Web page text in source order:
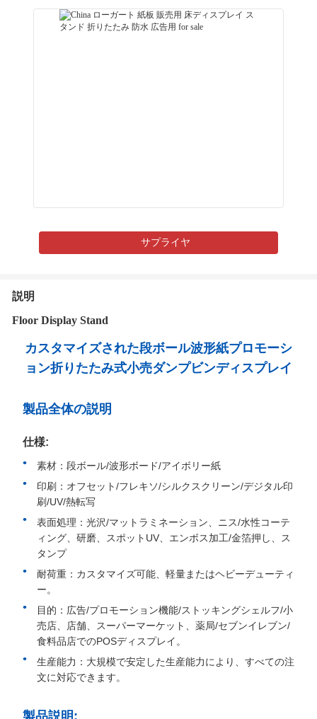
サプライヤ
説明
Floor Display Stand
カスタマイズされた段ボール波形紙プロモーシ
ョン折りたたみ式小売ダンプビンディスプレイ
製品全体の説明
仕様:
素材：段ボール/波形ボード/アイボリー紙
印刷：オフセット/フレキソ/シルクスクリーン/デジタル印
刷/UV/熱転写
表面処理：光沢/マットラミネーション、ニス/水性コーテ
ィング、研磨、スポットUV、エンボス加工/金箔押し、ス
タンプ
耐荷重：カスタマイズ可能、軽量またはヘビーデューティ
ー。
目的：広告/プロモーション機能/ストッキングシェルフ/小
売店、店舗、スーパーマーケット、薬局/セブンイレブン/
食料品店でのPOSディスプレイ。
生産能力：大規模で安定した生産能力により、すべての注
文に対応できます。
製品説明: